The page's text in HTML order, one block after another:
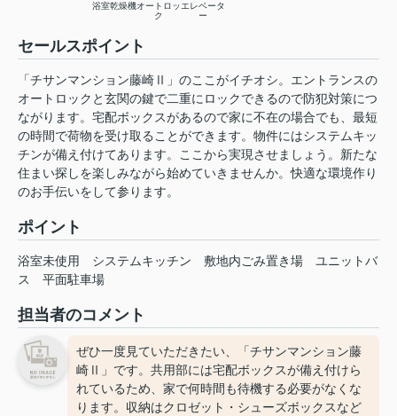
浴室乾燥機オートロッ
ク
エレベータ
ー
セールスポイント
「チサンマンション藤崎Ⅱ」のここがイチオシ。エントランスの
オートロックと玄関の鍵で二重にロックできるので防犯対策につ
ながります。宅配ボックスがあるので家に不在の場合でも、最短
の時間で荷物を受け取ることができます。物件にはシステムキッ
チンが備え付けてあります。ここから実現させましょう。新たな
住まい探しを楽しみながら始めていきませんか。快適な環境作り
のお手伝いをして参ります。
ポイント
浴室未使用 システムキッチン 敷地内ごみ置き場
ユニットバ
ス
平面駐車場
担当者のコメント
ぜひ一度見ていただきたい、「チサンマンション藤
崎Ⅱ」です。共用部には宅配ボックスが備え付けら
れているため、家で何時間も待機する必要がなくな
ります。収納はクロゼット・シューズボックスなど